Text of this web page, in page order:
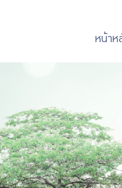
หน้าห